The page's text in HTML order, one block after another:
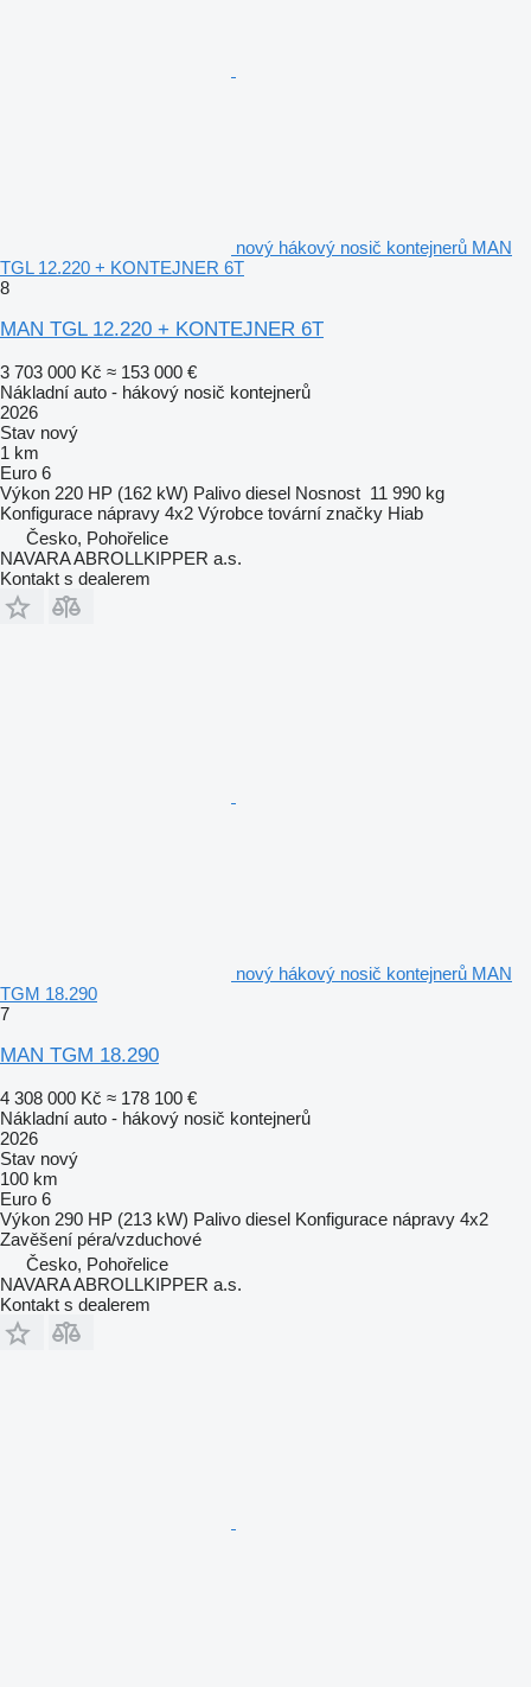
nový hákový nosič kontejnerů MAN
TGL 12.220 + KONTEJNER 6T
8
MAN TGL 12.220 + KONTEJNER 6T
3 703 000 Kč ≈ 153 000 €
Nákladní auto - hákový nosič kontejnerů
2026
Stav nový
1 km
Euro 6
Výkon 220 HP (162 kW) Palivo diesel Nosnost 11 990 kg
Konfigurace nápravy 4x2 Výrobce tovární značky Hiab
Česko, Pohořelice
NAVARA ABROLLKIPPER a.s.
Kontakt s dealerem
nový hákový nosič kontejnerů MAN
TGM 18.290
7
MAN TGM 18.290
4 308 000 Kč ≈ 178 100 €
Nákladní auto - hákový nosič kontejnerů
2026
Stav nový
100 km
Euro 6
Výkon 290 HP (213 kW) Palivo diesel Konfigurace nápravy 4x2
Zavěšení péra/vzduchové
Česko, Pohořelice
NAVARA ABROLLKIPPER a.s.
Kontakt s dealerem